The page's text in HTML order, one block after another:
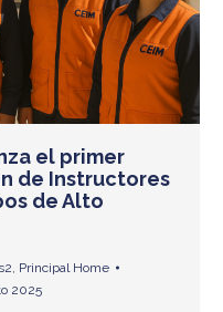
el primer
de Instructores
de Alto
, Principal Home
2025